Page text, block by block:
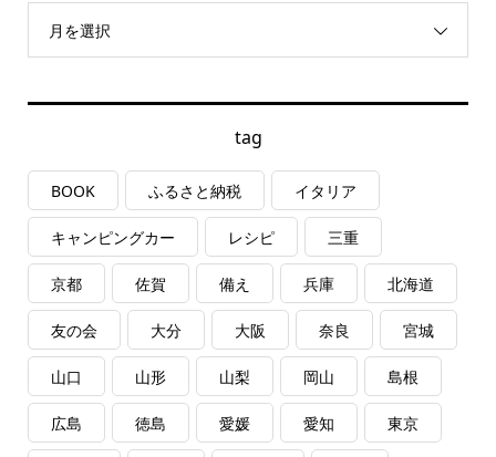
月を選択
tag
BOOK ふるさと納税 イタリア
キャンピングカー レシピ 三重
京都 佐賀 備え 兵庫 北海道
友の会 大分 大阪 奈良 宮城
山口 山形 山梨 岡山 島根
広島 徳島 愛媛 愛知 東京